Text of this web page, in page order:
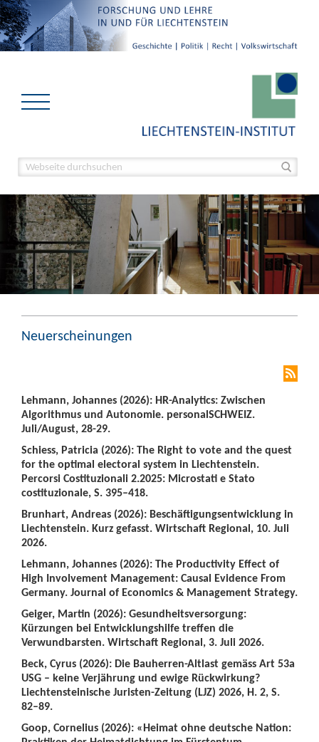
Neuerscheinungen
Lehmann, Johannes (2026): HR-Analytics: Zwischen
Algorithmus und Autonomie. personalSCHWEIZ.
Juli/August, 28-29.
Schiess, Patricia (2026): The Right to vote and the quest
for the optimal electoral system in Liechtenstein.
Percorsi Costituzionali 2.2025: Microstati e Stato
costituzionale, S. 395–418.
Brunhart, Andreas (2026): Beschäftigungsentwicklung in
Liechtenstein. Kurz gefasst. Wirtschaft Regional, 10. Juli
2026.
Lehmann, Johannes (2026): The Productivity Effect of
High Involvement Management: Causal Evidence From
Germany. Journal of Economics & Management Strategy.
Geiger, Martin (2026): Gesundheitsversorgung:
Kürzungen bei Entwicklungshilfe treffen die
Verwundbarsten. Wirtschaft Regional, 3. Juli 2026.
Beck, Cyrus (2026): Die Bauherren-Altlast gemäss Art 53a
USG – keine Verjährung und ewige Rückwirkung?
Liechtensteinische Juristen-Zeitung (LJZ) 2026, H. 2, S.
82–89.
Goop, Cornelius (2026): «Heimat ohne deutsche Nation: